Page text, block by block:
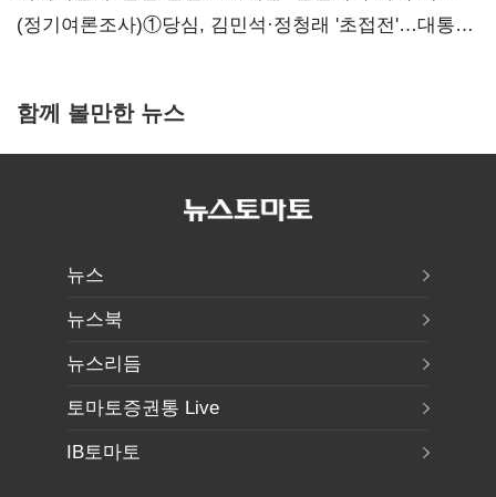
힘들어질 것"
(정기여론조사)①당심, 김민석·정청래 '초접전'…대통령
함께 볼만한 뉴스
뉴스
뉴스북
뉴스리듬
토마토증권통 Live
IB토마토